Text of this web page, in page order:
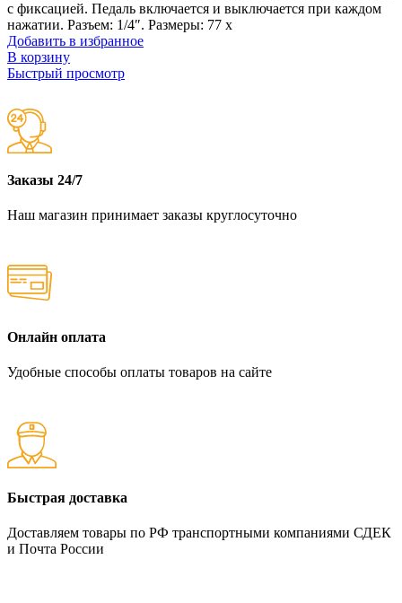
с фиксацией. Педаль включается и выключается при каждом
нажатии. Разъем: 1/4″. Размеры: 77 х
Добавить в избранное
В корзину
Быстрый просмотр
Заказы 24/7
Наш магазин принимает заказы круглосуточно
Онлайн оплата
Удобные способы оплаты товаров на сайте
Быстрая доставка
Доставляем товары по РФ транспортными компаниями СДЕК
и Почта России